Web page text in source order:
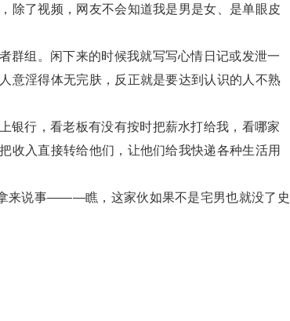
除了视频，网友不会知道我是男是女、是单眼皮
组。闲下来的时候我就写写心情日记或发泄一
意淫得体无完肤，反正就是要达到认识的人不熟
行，看老板有没有按时把薪水打给我，看哪家
收入直接转给他们，让他们给我快递各种生活用
来说事———瞧，这家伙如果不是宅男也就没了史